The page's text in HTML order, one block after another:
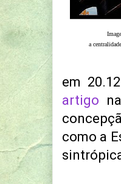
a
em
artigo
como a